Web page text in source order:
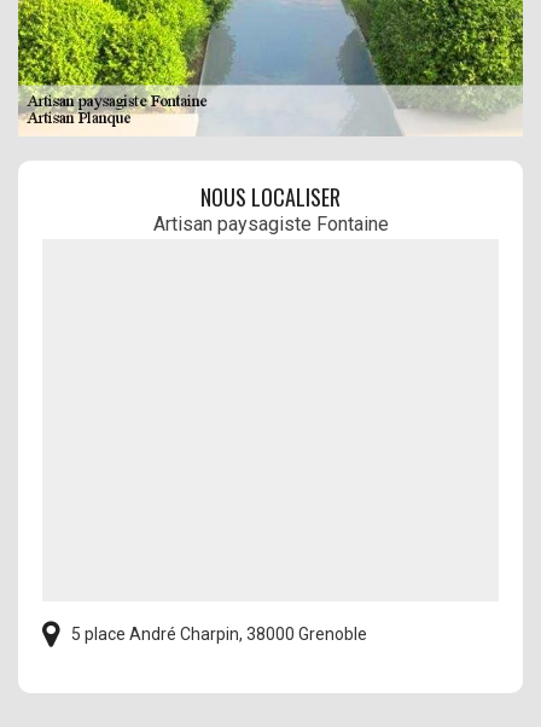
NOUS LOCALISER
Artisan paysagiste Fontaine
5 place André Charpin, 38000 Grenoble